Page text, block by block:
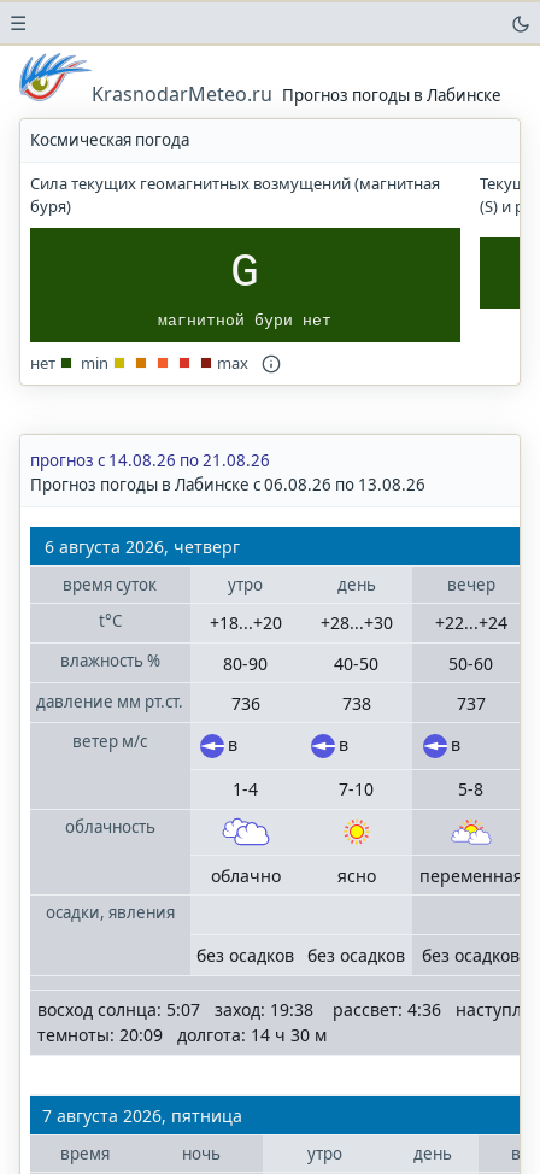
KrasnodarMeteo.ru Прогноз погоды в Лабинске
☰
Космическая погода
Сила текущих геомагнитных возмущений (магнитная
буря)
G
магнитной бури нет
(S) и
нет min max
прогноз с 14.08.26 по 21.08.26
Прогноз погоды в Лабинске с 06.08.26 по 13.08.26
6 августа 2026, четверг
времясуток
t°C
влажность%
давление мм рт.ст.
ветер м/с
облачность
осадки, явления
утро
+18...+20
80-90
736
в
1-4
облачно
без осадков
день
+28...+30
40-50
738
в
7-10
ясно
без осадков
вечер
+22...+24
50-60
737
в
5-8
переменная
без осадков
восход солнца: 5:07 заход: 19:38 рассвет: 4:36
темноты: 20:09 долгота: 14 ч 30 м
7 августа 2026, пятница
время
ночь утро день
Погода
в
Прогноз
УФ-
индекса
населенных
пунктах
Волгоградская
область
Татарстан
Краснодарский
край
Москва
Московская
Нижний
область
Ростовская
область
Санкт-
Петербург
Ленинградская